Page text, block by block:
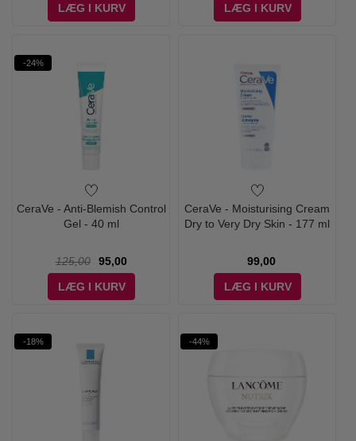
LÆG I KURV
LÆG I KURV
-24%
CeraVe - Anti-Blemish Control
Gel - 40 ml
125,00
95,00
LÆG I KURV
CeraVe - Moisturising Cream
Dry to Very Dry Skin - 177 ml
99,00
LÆG I KURV
-18% -44%